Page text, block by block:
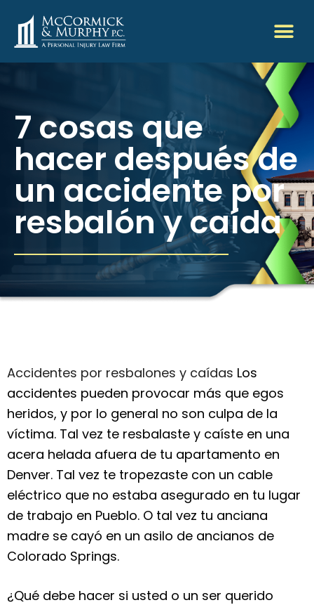
7 cosas que
hacer después de
un accidente por
resbalón y caída
Accidentes por resbalones y caídas Los
accidentes pueden provocar más que egos
heridos, y por lo general no son culpa de la
víctima. Tal vez te resbalaste y caíste en una
acera helada afuera de tu apartamento en
Denver. Tal vez te tropezaste con un cable
eléctrico que no estaba asegurado en tu lugar
de trabajo en Pueblo. O tal vez tu anciana
madre se cayó en un asilo de ancianos de
Colorado Springs.
¿Qué debe hacer si usted o un ser querido